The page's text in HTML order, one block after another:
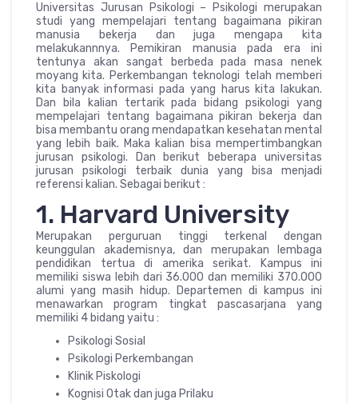
Universitas Jurusan Psikologi – Psikologi merupakan
studi yang mempelajari tentang bagaimana pikiran
manusia bekerja dan juga mengapa kita
melakukannnya. Pemikiran manusia pada era ini
tentunya akan sangat berbeda pada masa nenek
moyang kita. Perkembangan teknologi telah memberi
kita banyak informasi pada yang harus kita lakukan.
Dan bila kalian tertarik pada bidang psikologi yang
mempelajari tentang bagaimana pikiran bekerja dan
bisa membantu orang mendapatkan kesehatan mental
yang lebih baik. Maka kalian bisa mempertimbangkan
jurusan psikologi. Dan berikut beberapa universitas
jurusan psikologi terbaik dunia yang bisa menjadi
referensi kalian. Sebagai berikut :
1. Harvard University
Merupakan perguruan tinggi terkenal dengan
keunggulan akademisnya, dan merupakan lembaga
pendidikan tertua di amerika serikat. Kampus ini
memiliki siswa lebih dari 36.000 dan memiliki 370.000
alumi yang masih hidup. Departemen di kampus ini
menawarkan program tingkat pascasarjana yang
memiliki 4 bidang yaitu :
Psikologi Sosial
Psikologi Perkembangan
Klinik Piskologi
Kognisi Otak dan juga Prilaku